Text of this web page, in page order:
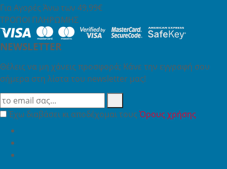
Για Αγορές Άνω των 49,99€
ΤΡΟΠΟΙ ΠΛΗΡΩΜΗΣ
NEWSLETTER
Θέλεις να μη χάνεις προσφορά; Κάνε την εγγραφή σου
σήμερα στη λίστα του newsletter μας!
Έχω διαβάσει κι αποδέχομαι τουςΌρους χρήσης